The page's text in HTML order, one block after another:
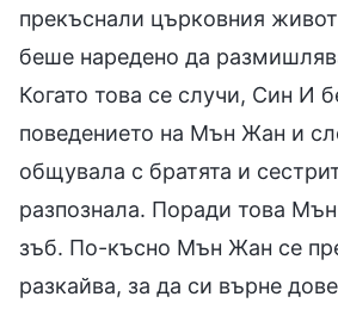
прекъснали църковния
беше наредено да
Когато това се случи, Син И
поведението на Мън Жан и
общувала с братята и
разпознала. Поради това
зъб. По-късно Мън Жан се
разкайва, за да си върне